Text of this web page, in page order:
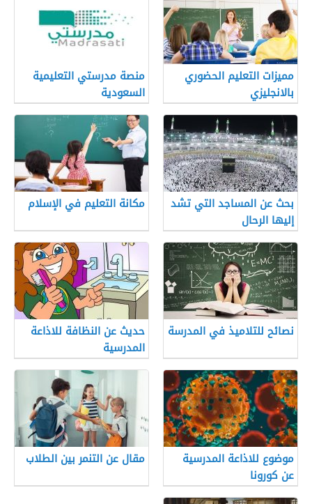
مميزات التعليم الحضوري
بالانجليزي
منصة مدرستي التعليمية
السعودية
بحث عن المساجد التي تشد
إليها الرحال
مكانة التعليم في الإسلام
نصائح للتلاميذ في المدرسة
حديث عن النظافة للاذاعة
المدرسية
موضوع للاذاعة المدرسية
عن كورونا
مقال عن التنمر بين الطلاب